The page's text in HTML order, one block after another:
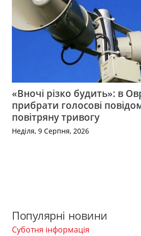
«Вночі різко будить»: в
прибрати голосові
повітряну тривогу
Неділя, 9 Серпня, 2026
Популярні новини
Суботня інформація